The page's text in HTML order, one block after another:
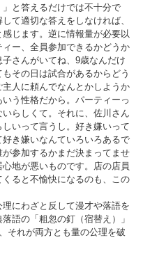
と答えるだけでは不十分で
て適切な答えをしなければ、
じます。逆に情報量が必要以
ィー、全員参加できるかどうか
さんがいてね、9歳なんだけ
その日は試合があるからどう
人に頼んでなんとかしようか
う性格だから。パーティーっ
らしくて。それに、佐川さん
いって言うし。好き嫌いって
き嫌いなんていろいろあるで
参加するかまだ決まってませ
地が悪いものです。店の店員
ると不愉快になるのも、この
にわざと反して漫才や落語を
語の「粗忽の釘（宿替え）」
それが両方とも量の公理を破